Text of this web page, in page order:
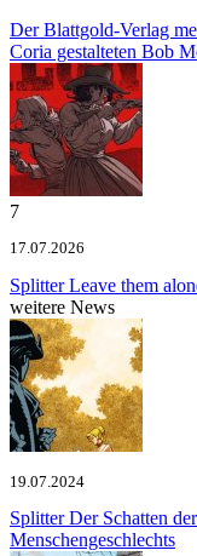
Der Blattgold-Verlag
Coria gestalteten Bob
7
17.07.2026
SplitterLeave them
weitere News
19.07.2024
SplitterDer Schatten
Menschengeschlechts